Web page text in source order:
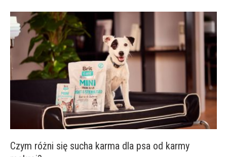
Czym różni się sucha karma dla psa od karmy